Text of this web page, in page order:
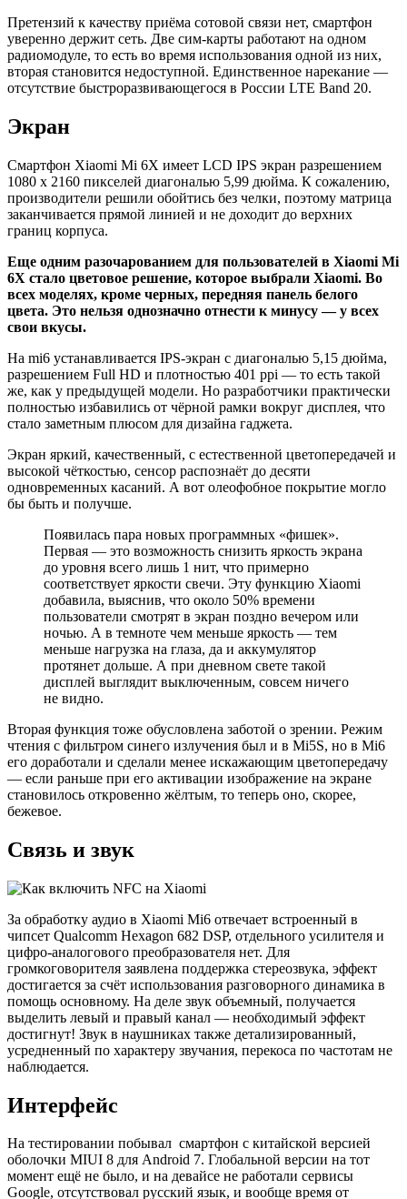
Претензий к качеству приёма сотовой связи нет, смартфон
уверенно держит сеть. Две сим-карты работают на одном
радиомодуле, то есть во время использования одной из них,
вторая становится недоступной. Единственное нарекание —
отсутствие быстроразвивающегося в России LTE Band 20.
Экран
Смартфон Xiaomi Mi 6Х имеет LCD IPS экран разрешением
1080 х 2160 пикселей диагональю 5,99 дюйма. К сожалению,
производители решили обойтись без челки, поэтому матрица
заканчивается прямой линией и не доходит до верхних
границ корпуса.
Еще одним разочарованием для пользователей в Xiaomi Mi
6Х стало цветовое решение, которое выбрали Xiaomi. Во
всех моделях, кроме черных, передняя панель белого
цвета. Это нельзя однозначно отнести к минусу — у всех
свои вкусы.
На mi6 устанавливается IPS-экран с диагональю 5,15 дюйма,
разрешением Full HD и плотностью 401 ppi — то есть такой
же, как у предыдущей модели. Но разработчики практически
полностью избавились от чёрной рамки вокруг дисплея, что
стало заметным плюсом для дизайна гаджета.
Экран яркий, качественный, с естественной цветопередачей и
высокой чёткостью, сенсор распознаёт до десяти
одновременных касаний. А вот олеофобное покрытие могло
бы быть и получше.
Появилась пара новых программных «фишек».
Первая — это возможность снизить яркость экрана
до уровня всего лишь 1 нит, что примерно
соответствует яркости свечи. Эту функцию Xiaomi
добавила, выяснив, что около 50% времени
пользователи смотрят в экран поздно вечером или
ночью. А в темноте чем меньше яркость — тем
меньше нагрузка на глаза, да и аккумулятор
протянет дольше. А при дневном свете такой
дисплей выглядит выключенным, совсем ничего
не видно.
Вторая функция тоже обусловлена заботой о зрении. Режим
чтения с фильтром синего излучения был и в Mi5S, но в Mi6
его доработали и сделали менее искажающим цветопередачу
— если раньше при его активации изображение на экране
становилось откровенно жёлтым, то теперь оно, скорее,
бежевое.
Связь и звук
За обработку аудио в Xiaomi Mi6 отвечает встроенный в
чипсет Qualcomm Hexagon 682 DSP, отдельного усилителя и
цифро-аналогового преобразователя нет. Для
громкоговорителя заявлена поддержка стереозвука, эффект
достигается за счёт использования разговорного динамика в
помощь основному. На деле звук объемный, получается
выделить левый и правый канал — необходимый эффект
достигнут! Звук в наушниках также детализированный,
усредненный по характеру звучания, перекоса по частотам не
наблюдается.
Интерфейс
На тестировании побывал смартфон с китайской версией
оболочки MIUI 8 для Android 7. Глобальной версии на тот
момент ещё не было, и на девайсе не работали сервисы
Google, отсутствовал русский язык, и вообще время от